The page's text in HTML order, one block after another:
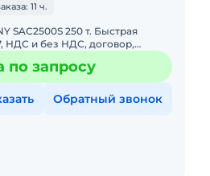
11 ч.
SAC2500S 250 т. Быстрая
НДС и без НДС, договор,
АРЕНДА АВТОКРАНА SANY
по запросу
Обратный звонок